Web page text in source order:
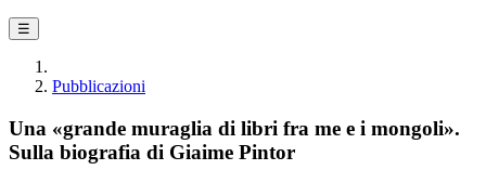
☰
Pubblicazioni
Una «grande muraglia di libri fra me e i mongoli».
Sulla biografia di Giaime Pintor